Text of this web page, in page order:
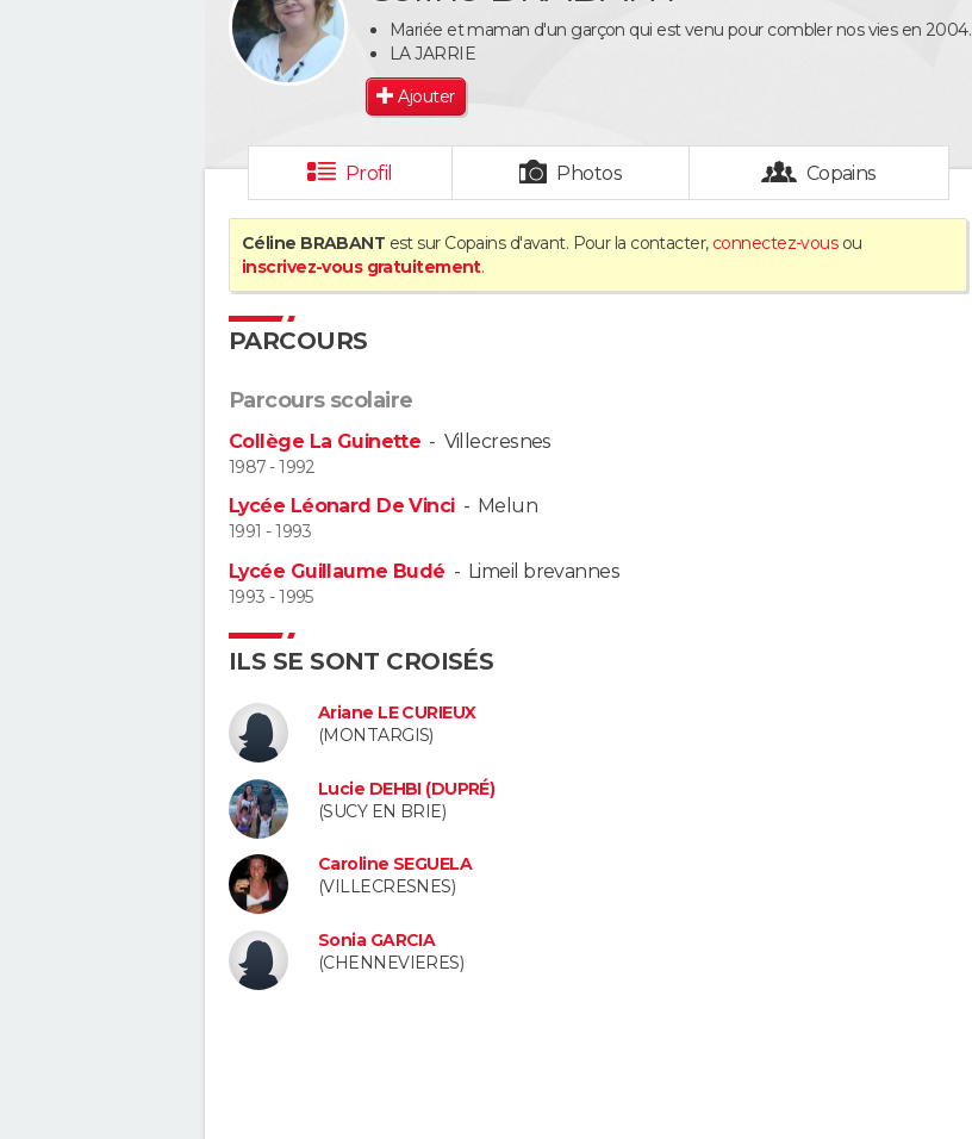
Mariée et maman d'un garçon qui est venu pour combler nos vies en 2004.
LA JARRIE
Ajouter
Profil Photos Copains
Céline BRABANT est sur Copains d'avant. Pour la contacter, connectez-vousou
inscrivez-vous gratuitement.
PARCOURS
Parcours scolaire
Collège La Guinette - Villecresnes
1987 - 1992
Lycée Léonard De Vinci- Melun
1991 - 1993
Lycée Guillaume Budé - Limeil brevannes
1993 - 1995
ILS SE SONT CROISÉS
Ariane LE CURIEUX
(MONTARGIS)
Lucie DEHBI (DUPRÉ)
(SUCY EN BRIE)
Caroline SEGUELA
(VILLECRESNES)
Sonia GARCIA
(CHENNEVIERES)